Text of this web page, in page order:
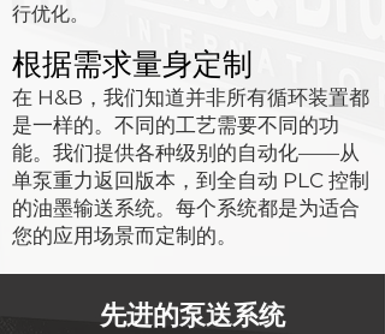
行优化。
根据需求量身定制
在 H&B，我们知道并非所有循环装置都
是一样的。不同的工艺需要不同的功
能。我们提供各种级别的自动化——从
单泵重力返回版本，到全自动 PLC 控制
的油墨输送系统。每个系统都是为适合
您的应用场景而定制的。
先进的泵送系统